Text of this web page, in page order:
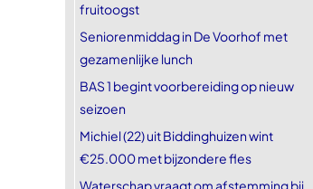
fruitoogst
Seniorenmiddag in De Voorhof met
gezamenlijke lunch
BAS 1 begint voorbereiding op nieuw
seizoen
Michiel (22) uit Biddinghuizen wint
€25.000 met bijzondere fles
Waterschap vraagt om afstemming bij